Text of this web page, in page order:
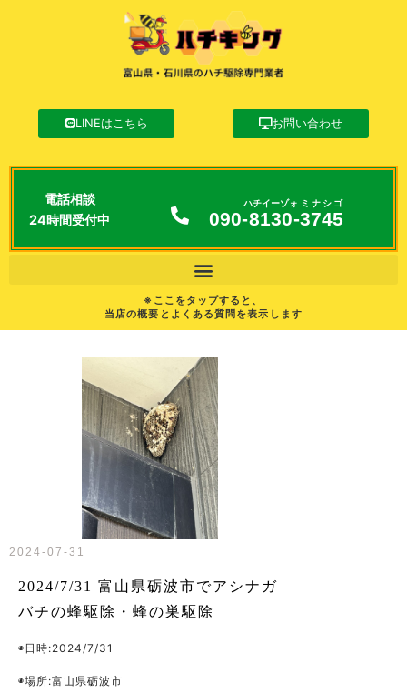
LINEはこちら お問い合わせ
電話相談
24時間受付中
090-8130
ハチイーゾォ
-3745
ミナシゴ
※ここをタップすると、
当店の概要とよくある質問を表示します
2024-07-31
2024/7/31 富山県砺波市でアシナガ
バチの蜂駆除・蜂の巣駆除
◉日時:2024/7/31
◉場所:富山県砺波市